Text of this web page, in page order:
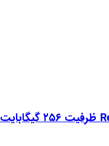
گوشی موبایل شیائومی Redmi ۱۳C ظرفیت ۲۵۶ گیگابایت